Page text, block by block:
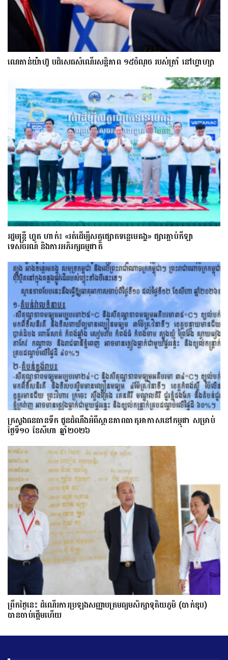
ណេតាន់យ៉ាហ៊ូ បដិសេធសំណើរសន្តិភាព ១៥ចំណុច របស់ត្រាំ នៅហ្គាហ្សា
រដ្ឋមន្ត្រី ហួត ហាក់៖ «រត់ដើម្បីសត្វផ្សោតទន្លេមេគង្គ» ផ្សារភ្ជាប់កីឡា
ទេសចរណ៍ និងការអភិរក្សធម្មជាតិ
ក្រសួងធនធានទឹក ជូនដំណឹងអំពីស្ថានភាពធាតុអាកាសនៅកម្ពុជា សម្រាប់
ថ្ងៃទី១០ ខែសីហា ឆ្នាំ២០២៦
ព្រឹកថ្ងៃនេះ ដំណើរការប្រឡងសញ្ញាបត្រមធ្យមសិក្សាទុតិយភូមិ (បាក់ឌុប)
បានចាប់ផ្តើមហើយ